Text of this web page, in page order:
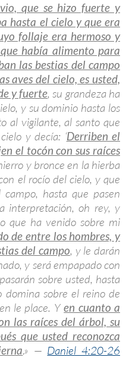
que se hizo fuerte y
hasta el cielo y que era
follaje era hermoso y
había alimento para
las bestias del campo
aves del cielo, es usted,
y fuerte, su grandeza ha
y su dominio hasta los
al vigilante, al santo que
y decía: ‘Derriben el
el tocón con sus raíces
y bronce en la hierba
el rocío del cielo, y que
hasta que pasen
interpretación, oh rey, y
que ha venido sobre mi
de entre los hombres, y
del campo, y le darán
y será empapado con
sobre usted, hasta
domina sobre el reino de
le place. Yen cuanto a
las raíces del árbol, su
que usted reconozca
.» — Daniel 4:20-26